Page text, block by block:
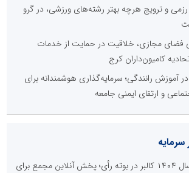
و ترویج هرچه بهتر رشته‌های ورزشی، در گرو
فضای مجازی، خلاقیت در حمایت از خدمات
کامیون‌داران کرج
آموزش رانندگی؛ سرمایه‌گذاری هوشمندانه برای
و ارتقای ایمنی جامعه
سرمایه
صورت‌های مالی سال ۱۴۰۴ کالبر در بوته رأی؛ پخش آنلاین مجمع برای